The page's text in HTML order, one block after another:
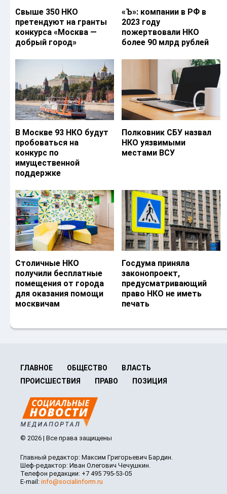
Свыше 350 НКО
претендуют на гранты
конкурса «Москва —
добрый город»
«Ъ‎»: компании в РФ в
2023 году
пожертвовали НКО
более 90 млрд рублей
В Москве 93 НКО будут
пробоваться на
конкурс по
имущественной
поддержке
Полковник СБУ назвал
НКО уязвимыми
местами ВСУ
Столичные НКО
получили бесплатные
помещения от города
для оказания помощи
москвичам
Госдума приняла
законопроект,
предусматривающий
право НКО не иметь
печать
ГЛАВНОЕ ОБЩЕСТВО
ВЛАСТЬ
ПРОИСШЕСТВИЯ
ПРАВО ПОЗИЦИЯ
© 2026 | Все права защищены
Главный редактор: Максим Григорьевич Бардин.
Шеф-редактор: Иван Олегович Чечушкин.
Телефон редакции: +7 495 795-53-05
E-mail: info@socialinform.ru